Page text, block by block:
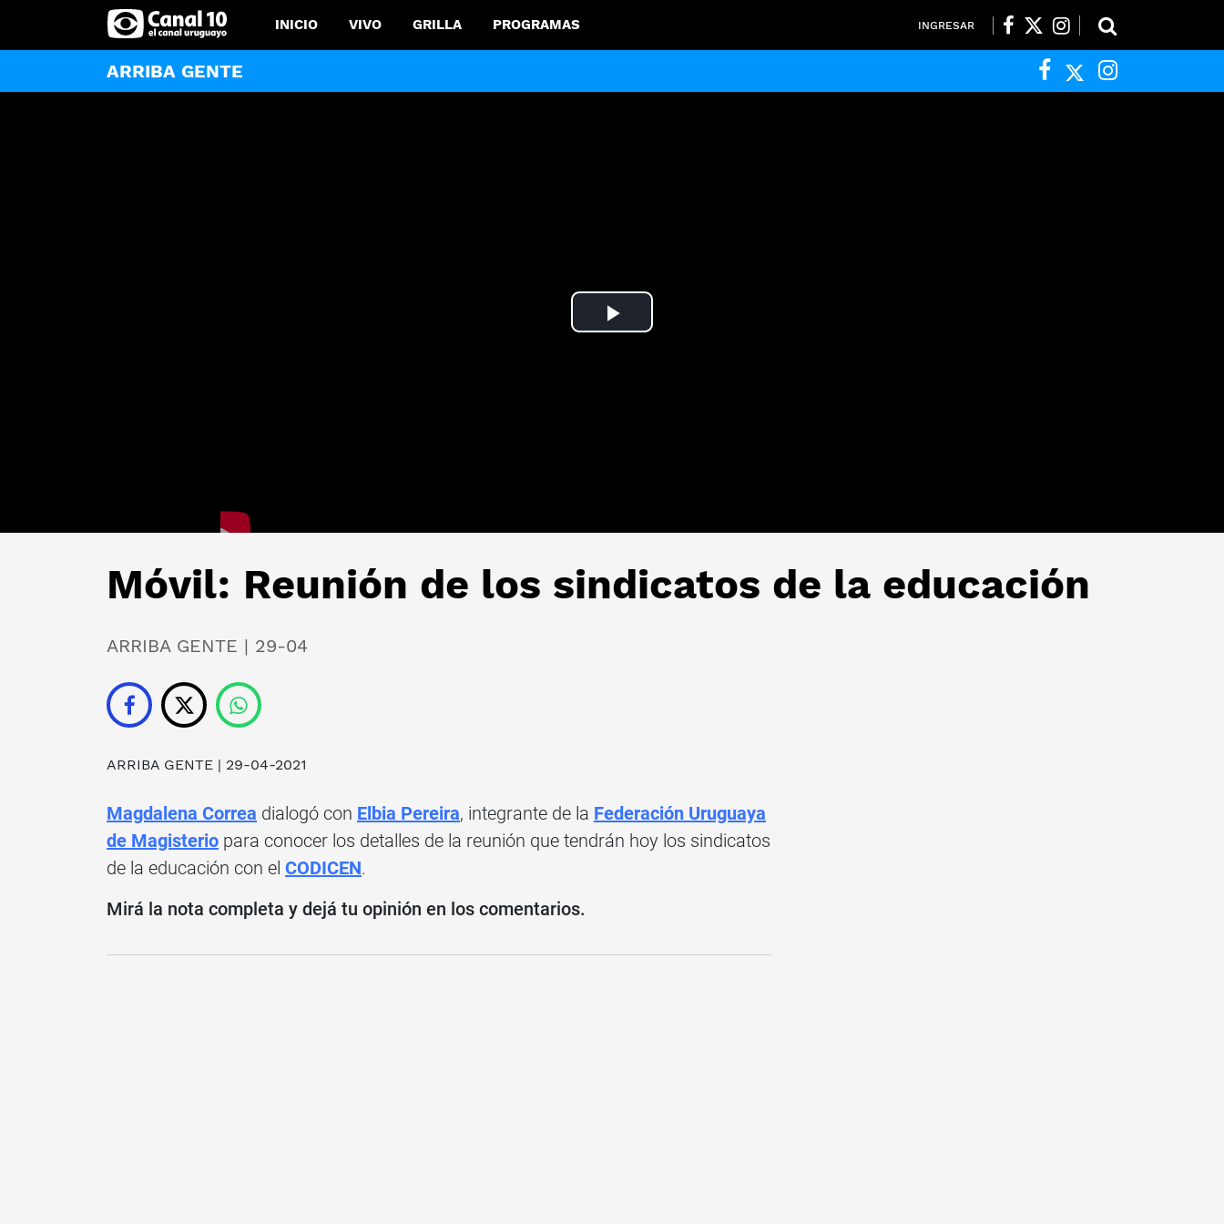
INICIO VIVO GRILLA PROGRAMAS INGRESAR
ARRIBA GENTE
Play
Móvil: Reunión de los sindicatos de la educación
ARRIBA GENTE | 29-04
ARRIBA GENTE | 29-04-2021
Magdalena Correa dialogó con Elbia Pereira, integrante de la Federación Uruguaya
de Magisterio para conocer los detalles de la reunión que tendrán hoy los sindicatos
de la educación con el CODICEN.
Mirá la nota completa y dejá tu opinión en los comentarios.